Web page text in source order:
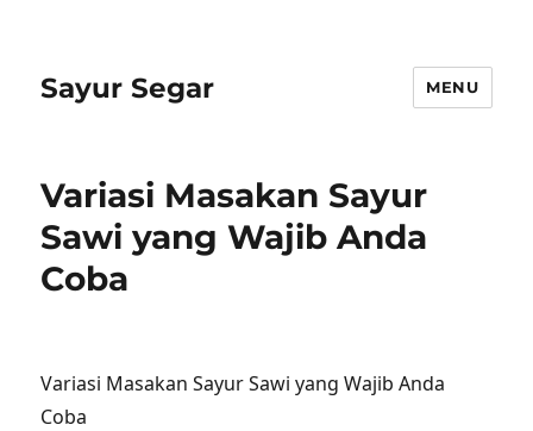
Sayur Segar MENU
Variasi Masakan Sayur
Sawi yang Wajib Anda
Coba
Variasi Masakan Sayur Sawi yang Wajib Anda
Coba